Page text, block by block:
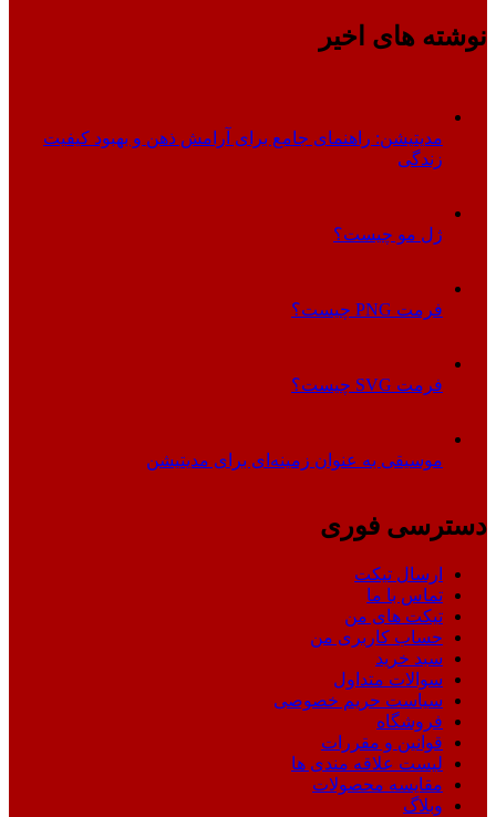
نوشته های اخیر
مدیتیشن: راهنمای جامع برای آرامش ذهن و بهبود کیفیت
زندگی
ژل مو چیست؟
فرمت PNG چیست؟
فرمت SVG چیست؟
موسیقی به عنوان زمینه‌ای برای مدیتیشن
دسترسی فوری
ارسال تیکت
تماس با ما
تیکت های من
حساب کاربری من
سبد خرید
سوالات متداول
سیاست حریم خصوصی
فروشگاه
قوانین و مقررات
لیست علاقه مندی ها
مقایسه محصولات
وبلاگ